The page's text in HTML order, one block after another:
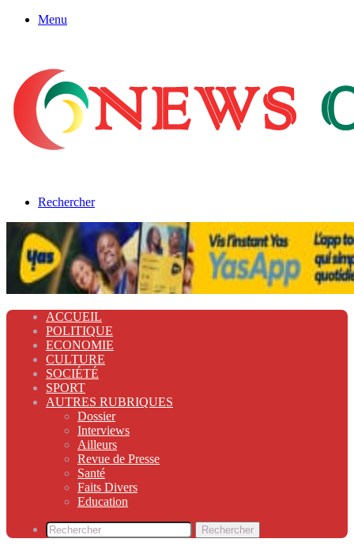
Menu
Rechercher
ACCUEIL
POLITIQUE
ECONOMIE
CULTURE
SOCIÉTÉ
SPORT
AUTRES RUBRIQUES
Dossier
Interviews
Ailleurs
Revue de Presse
Santé
Faits Divers
Education
Rechercher